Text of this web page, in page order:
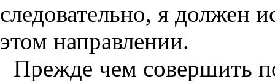
следовательно, я должен
этом направлении.
Прежде чем совершить